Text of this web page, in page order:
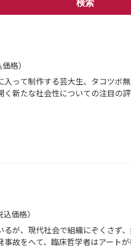
格）
入って制作する芸大生、タコツ
新たな社会性についての注目の評
価格）
が、現代社会で組織にぞくさず
故をへて、臨床哲学者はアート